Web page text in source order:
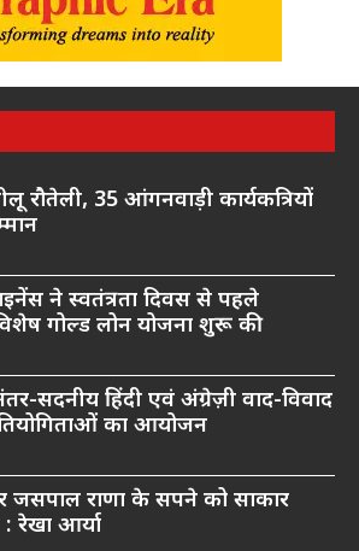
रौतेली, 35 आंगनवाड़ी कार्यकत्रियों
ने स्वतंत्रता दिवस से पहले
गोल्ड लोन योजना शुरू की
सदनीय हिंदी एवं अंग्रेज़ी वाद-विवाद
का आयोजन
जसपाल राणा के सपने को साकार
रेखा आर्या